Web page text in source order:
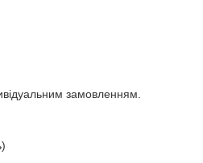
замовленням.